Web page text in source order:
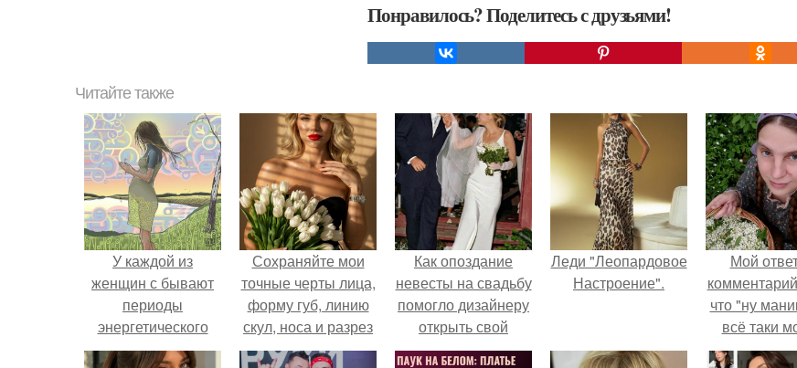
Понравилось? Поделитесь с друзьями!
Читайте также
У каждой из
женщин с бывают
периоды
энергетического
спада.
Сохраняйте мои
точные черты лица,
форму губ, линию
скул, носа и разрез
глаз.
Как опоздание
невесты на свадьбу
помогло дизайнеру
открыть свой
бренд.
Леди "Леопардовое
Настроение".
Мой
что "ну
всё таки
было бы